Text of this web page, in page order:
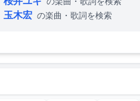
玉木宏 の楽曲・歌詞を検索